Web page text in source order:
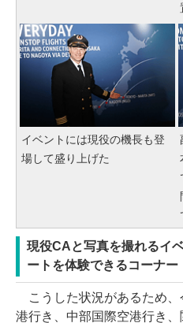
イベントには現役の機長も登
場して盛り上げた
現役CAと写真を撮れるイ
ートを体験できるコーナー
こうした状況があるため、
港行き、中部国際空港行き